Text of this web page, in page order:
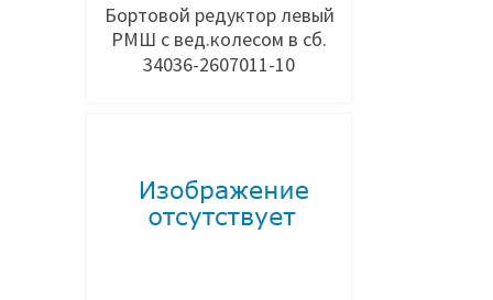
Бортовой редуктор левый
РМШ с вед.колесом в сб.
34036-2607011-10